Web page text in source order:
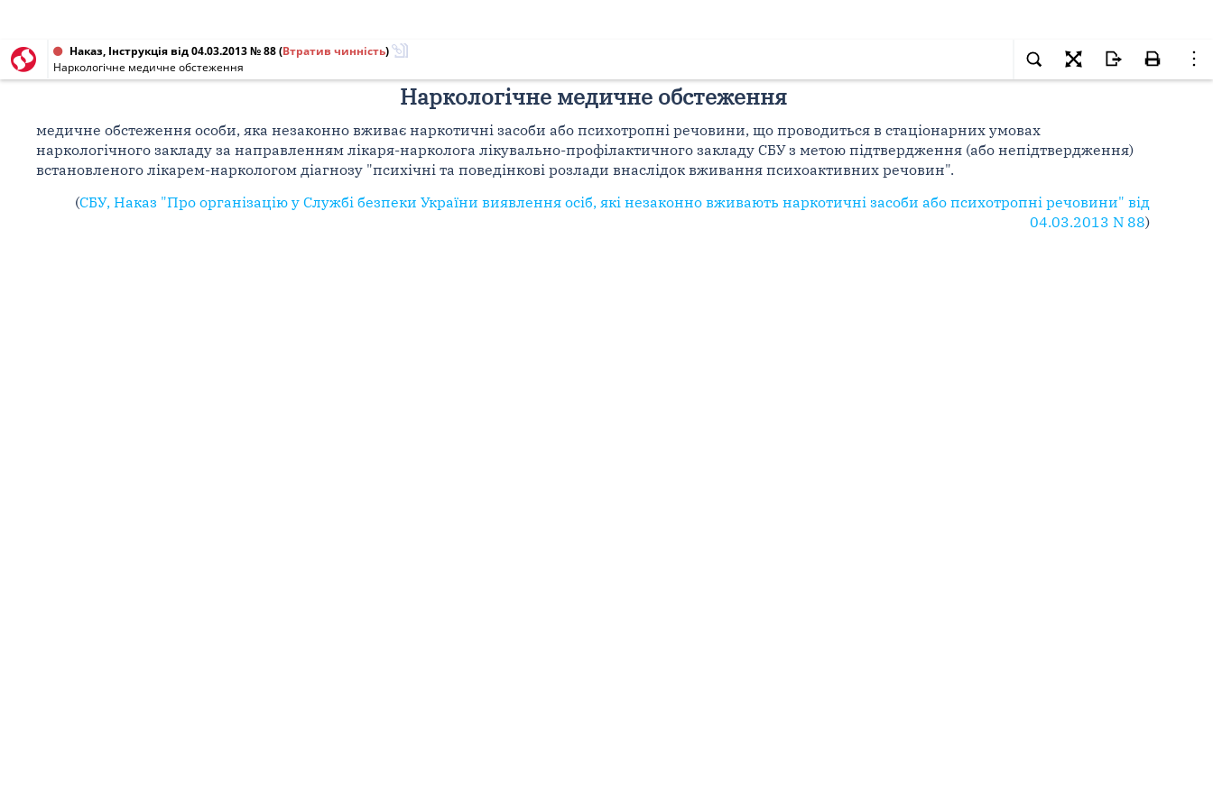
Наказ, Інструкція від 04.03.2013 № 88(Втратив чинність)
Наркологічне медичне обстеження